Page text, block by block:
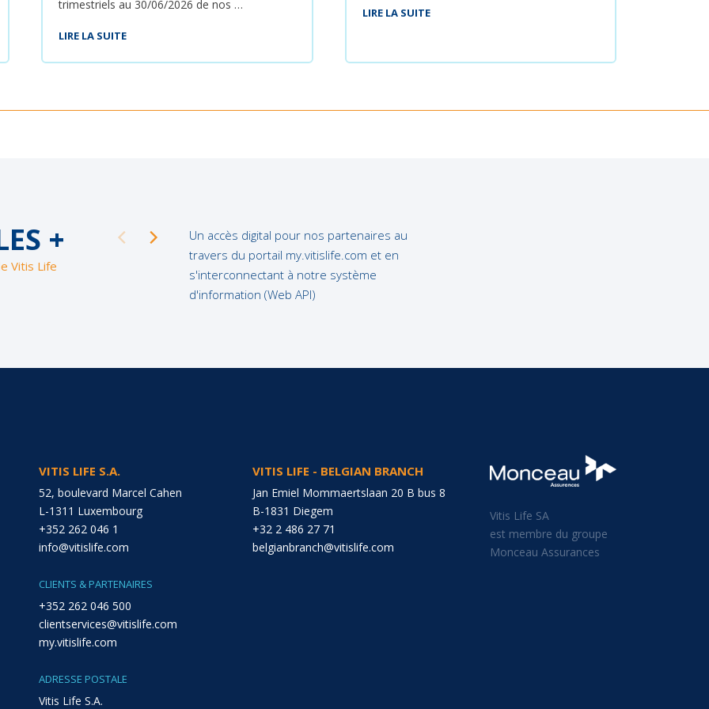
trimestriels au 30/06/2026 de nos …
LIRE LA SUITE
LIRE LA SUITE
+
Vitis Life
Un accès digital pour nos partenaires au
travers du portail my.vitislife.com et en
s'interconnectant à notre système
d'information (Web API)
VITIS LIFE S.A.
52, boulevard Marcel Cahen
L-1311 Luxembourg
+352 262 046 1
info@vitislife.com
CLIENTS & PARTENAIRES
+352 262 046 500
clientservices@vitislife.com
my.vitislife.com
ADRESSE POSTALE
Vitis Life S.A.
VITIS LIFE - BELGIAN BRANCH
Jan Emiel Mommaertslaan 20 B bus 8
B-1831 Diegem
+32 2 486 27 71
belgianbranch@vitislife.com
Vitis Life SA
est membre du groupe
Monceau Assurances